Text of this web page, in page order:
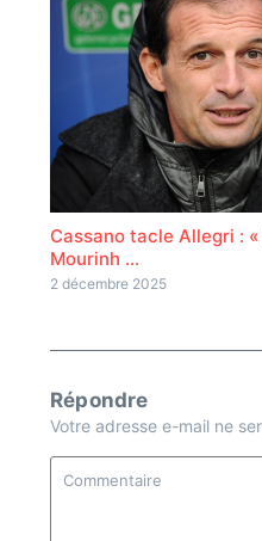
Cassano tacle Allegri :
Mourinh ...
2 décembre 2025
Répondre
Votre adresse e-mail ne